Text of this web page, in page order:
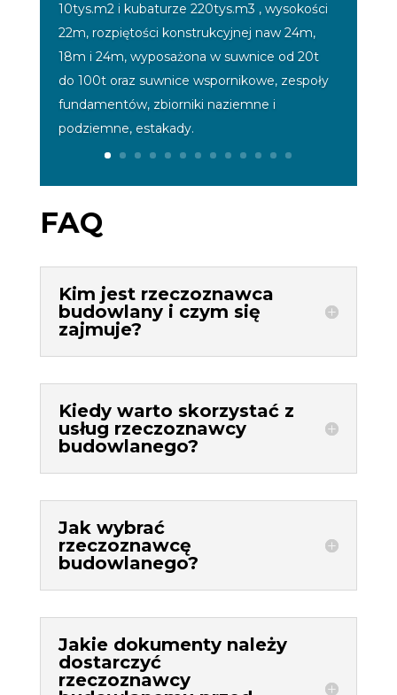
10tys.m2 i kubaturze 220tys.m3 , wysokości
22m, rozpiętości konstrukcyjnej naw 24m,
18m i 24m, wyposażona w suwnice od 20t
do 100t oraz suwnice wspornikowe, zespoły
fundamentów, zbiorniki naziemne i
podziemne, estakady.
FAQ
Kim jest rzeczoznawca
budowlany i czym się
zajmuje?
Kiedy warto skorzystać z
usług rzeczoznawcy
budowlanego?
Jak wybrać
rzeczoznawcę
budowlanego?
Jakie dokumenty należy
dostarczyć
rzeczoznawcy